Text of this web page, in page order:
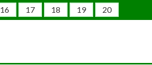
16 17 18 19 20